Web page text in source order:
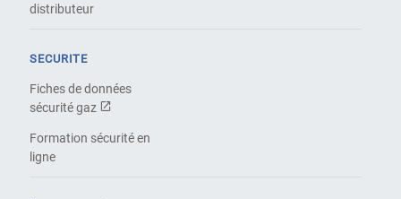
distributeur
SECURITE
Fiches de données
sécurité gaz
Formation sécurité en
ligne